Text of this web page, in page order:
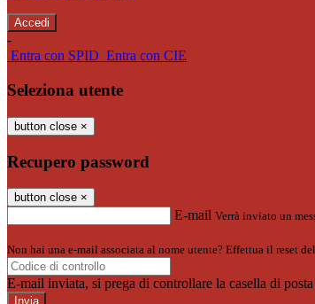
-
Entra con SPID Entra con CIE
Seleziona utente
button close ×
Recupero password
button close ×
E-mail Verrà inviato un
Non hai una e-mail associata al nome utente? Effettua il reset
E-mail inviata, si prega di controllare la casella di